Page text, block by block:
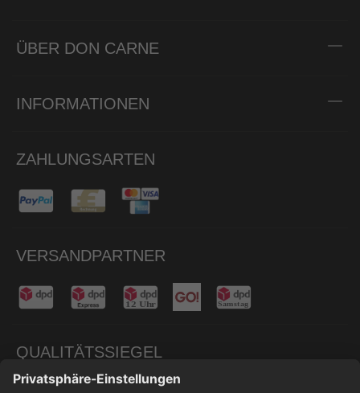
ÜBER DON CARNE
INFORMATIONEN
ZAHLUNGSARTEN
VERSANDPARTNER
QUALITÄTSSIEGEL